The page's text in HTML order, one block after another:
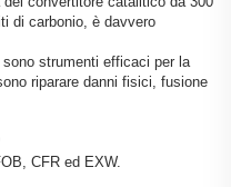
di carbonio, è davvero
strumenti efficaci per la
riparare danni fisici, fusione
CFR ed EXW.